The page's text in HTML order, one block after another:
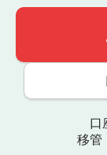
口
移管